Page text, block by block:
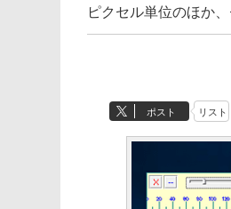
ピクセル単位のほか
ポスト リスト